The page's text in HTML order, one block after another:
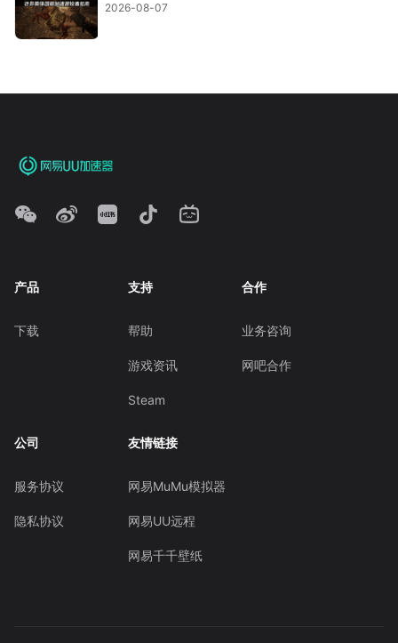
2026-08-07
产品
下载
支持
帮助
游戏资讯
Steam
合作
业务咨询
网吧合作
公司
服务协议
隐私协议
友情链接
网易MuMu模拟器
网易UU远程
网易千千壁纸